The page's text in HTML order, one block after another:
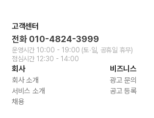
고객센터
전화 010-4824-3999
운영시간 10:00 - 19:00 (토∙일, 공휴일 휴무)
점심시간 12:30 - 14:00
회사
회사 소개
서비스 소개
채용
비즈니스
광고 문의
공고 등록